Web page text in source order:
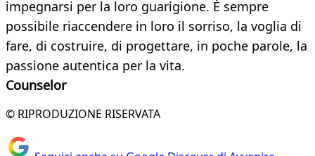
impegnarsi per la loro guarigione. È sempre
possibile riaccendere in loro il sorriso, la voglia di
fare, di costruire, di progettare, in poche parole, la
passione autentica per la vita.
Counselor
© RIPRODUZIONE RISERVATA